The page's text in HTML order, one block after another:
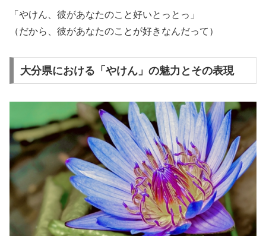
「やけん、彼があなたのこと好いとっとっ」
（だから、彼があなたのことが好きなんだって）
大分県における「やけん」の魅力とその表現